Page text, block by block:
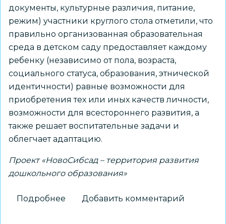
документы, культурные различия, питание,
режим) участники круглого стола отметили, что
правильно организованная образовательная
среда в детском саду предоставляет каждому
ребенку (независимо от пола, возраста,
социального статуса, образования, этнической
идентичности) равные возможности для
приобретения тех или иных качеств личности,
возможности для всестороннего развития, а
также решает воспитательные задачи и
облегчает адаптацию.
Проект «НовоСибсад – территория развития
дошкольного образования»
Подробнее Добавить комментарий